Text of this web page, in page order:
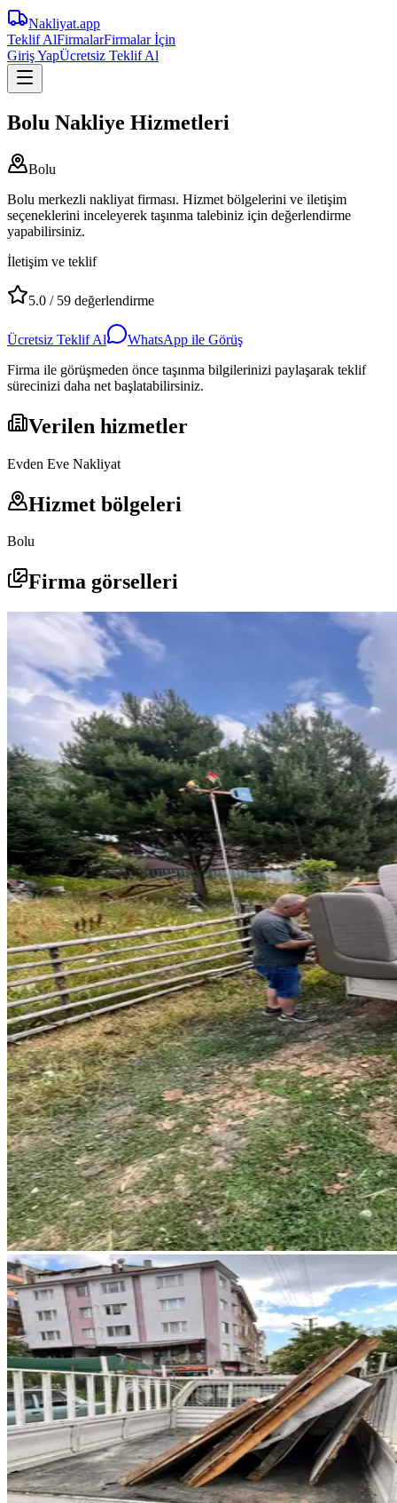
Nakliyat.app
Teklif AlFirmalarFirmalar İçin
Giriş YapÜcretsiz Teklif Al
Bolu Nakliye Hizmetleri
Bolu
Bolu merkezli nakliyat firması. Hizmet bölgelerini ve iletişim
seçeneklerini inceleyerek taşınma talebiniz için değerlendirme
yapabilirsiniz.
İletişim ve teklif
5.0 / 59 değerlendirme
Ücretsiz Teklif Al
WhatsApp ile Görüş
Firma ile görüşmeden önce taşınma bilgilerinizi paylaşarak teklif
sürecinizi daha net başlatabilirsiniz.
Verilen hizmetler
Evden Eve Nakliyat
Hizmet bölgeleri
Bolu
Firma görselleri